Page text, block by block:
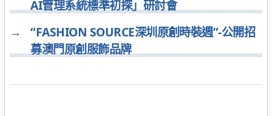
AI管理系統標準初探」研討會
→
“FASHION SOURCE深圳原創時裝週”-公開招
募澳門原創服飾品牌